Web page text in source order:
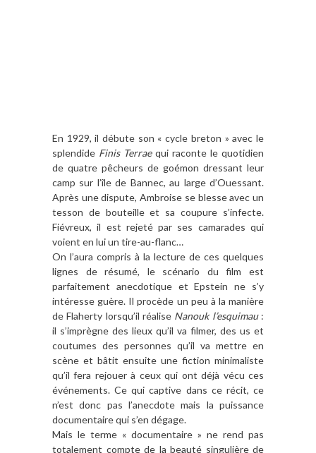
En 1929, il débute son « cycle breton » avec le
splendide Finis Terraequi raconte le quotidien
de quatre pêcheurs de goémon dressant leur
camp sur l’île de Bannec, au large d’Ouessant.
Après une dispute, Ambroise se blesse avec un
tesson de bouteille et sa coupure s’infecte.
Fiévreux, il est rejeté par ses camarades qui
voient en lui un tire-au-flanc…
On l’aura compris à la lecture de ces quelques
lignes de résumé, le scénario du film est
parfaitement anecdotique et Epstein ne s’y
intéresse guère. Il procède un peu à la manière
de Flaherty lorsqu’il réalise Nanouk l’esquimau:
il s’imprègne des lieux qu’il va filmer, des us et
coutumes des personnes qu’il va mettre en
scène et bâtit ensuite une fiction minimaliste
qu’il fera rejouer à ceux qui ont déjà vécu ces
événements. Ce qui captive dans ce récit, ce
n’est donc pas l’anecdote mais la puissance
documentaire qui s’en dégage.
Mais le terme « documentaire » ne rend pas
totalement compte de la beauté singulière de